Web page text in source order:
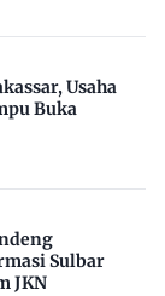
Usaha
Buka
Sulbar
JKN